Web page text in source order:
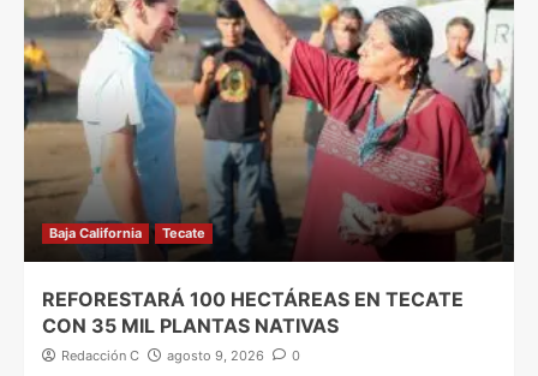
Baja California Tecate
REFORESTARÁ 100 HECTÁREAS EN TECATE
CON 35 MIL PLANTAS NATIVAS
Redacción C agosto 9, 2026 0